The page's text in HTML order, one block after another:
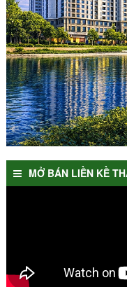
MỞ BÁN LIỀN KỀ